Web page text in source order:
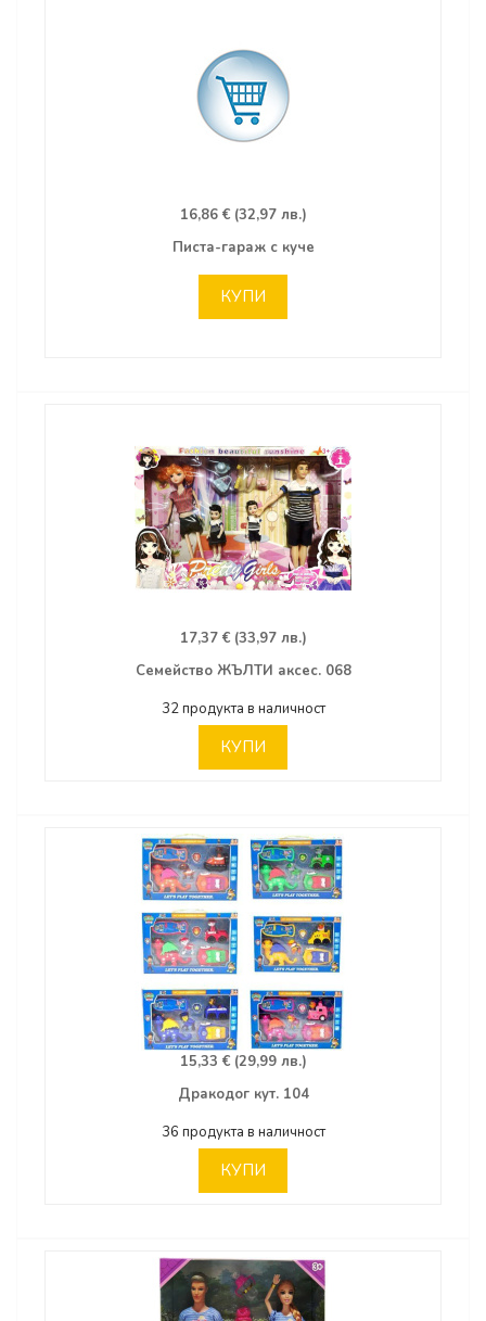
16,86 € (32,97 лв.)
Писта-гараж с куче
КУПИ
17,37 € (33,97 лв.)
Семейство ЖЪЛТИ аксес. 068
32 продукта в наличност
КУПИ
15,33 € (29,99 лв.)
Дракодог кут. 104
36 продукта в наличност
КУПИ